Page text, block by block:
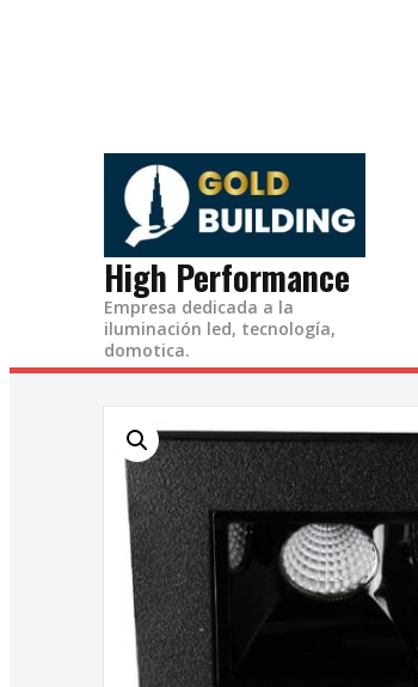
High Performance
Empresa dedicada a la
iluminación led, tecnología,
domotica.